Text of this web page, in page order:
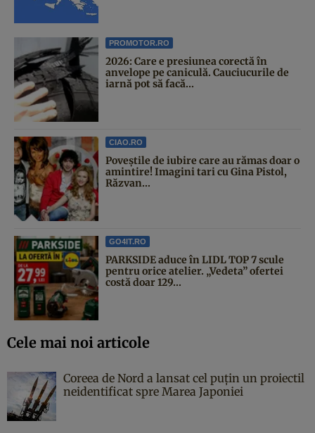
PROMOTOR.RO
2026: Care e presiunea corectă în
anvelope pe caniculă. Cauciucurile de
iarnă pot să facă...
CIAO.RO
Poveştile de iubire care au rămas doar o
amintire! Imagini tari cu Gina Pistol,
Răzvan...
GO4IT.RO
PARKSIDE aduce în LIDL TOP 7 scule
pentru orice atelier. „Vedeta” ofertei
costă doar 129...
Cele mai noi articole
Coreea de Nord a lansat cel puțin un proiectil
neidentificat spre Marea Japoniei